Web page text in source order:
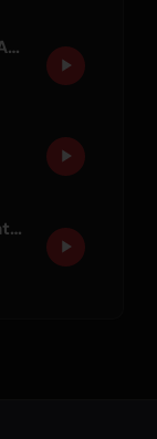
Just the Way You Are
Nothin' on You (feat. Bruno Mars)